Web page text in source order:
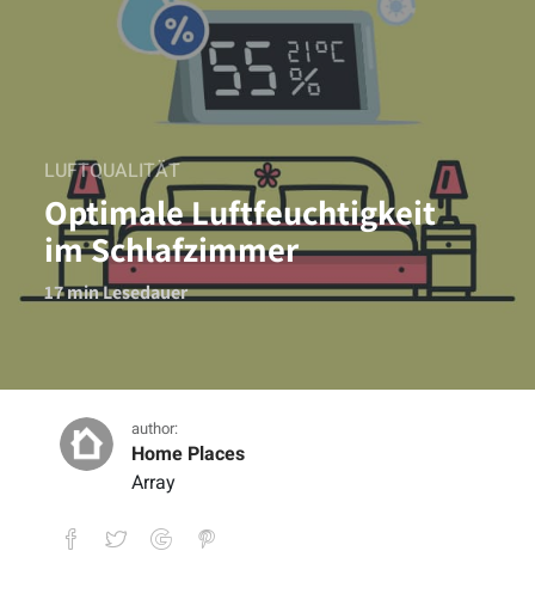
LUFTQUALITÄT
Optimale Luftfeuchtigkeit
im Schlafzimmer
17min Lesedauer
author:
Home Places
Array